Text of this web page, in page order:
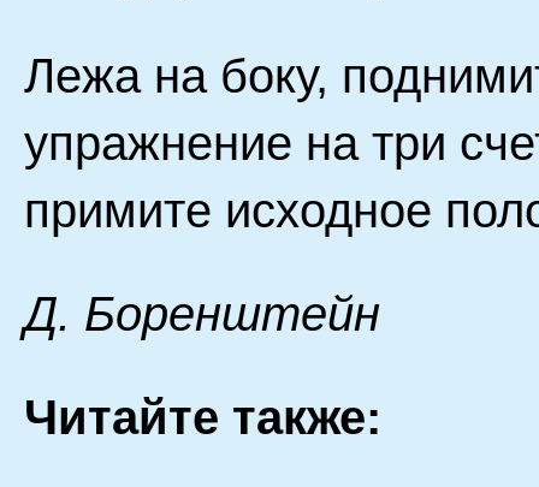
Лежа на боку,
упражнение на три
примите исходное
Д. Бopeнштeйн
Читайте также: